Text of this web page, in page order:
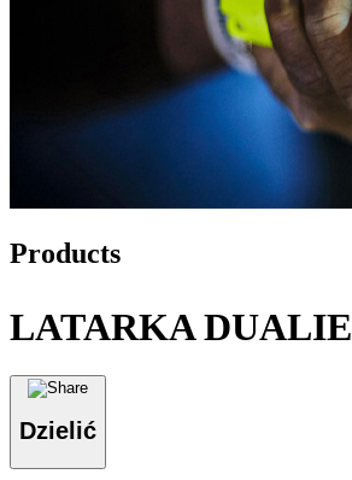
Products
LATARKA DUALIE
Dzielić